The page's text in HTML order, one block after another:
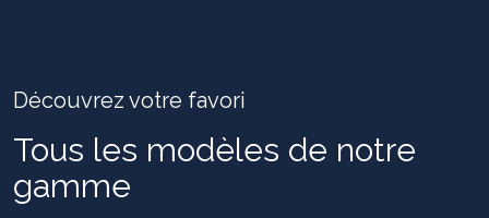
Découvrez votre favori
Tous les modèles de notre
gamme